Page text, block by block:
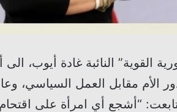
القوية” النائبة غادة أيوب،
الأم مقابل العمل السياسي،
“أشجع أي امرأة على اقتحام